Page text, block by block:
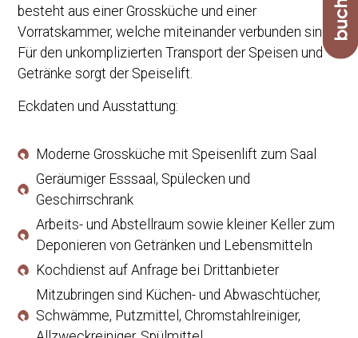
besteht aus einer Grossküche und einer
Vorratskammer, welche miteinander verbunden sind.
Für den unkomplizierten Transport der Speisen und
Getränke sorgt der Speiselift.
Eckdaten und Ausstattung:
Moderne Grossküche mit Speisenlift zum Saal
Geräumiger Esssaal, Spülecken und
Geschirrschrank
Arbeits- und Abstellraum sowie kleiner Keller zum
Deponieren von Getränken und Lebensmitteln
Kochdienst auf Anfrage bei Drittanbieter
Mitzubringen sind Küchen- und Abwaschtücher,
Schwämme, Putzmittel, Chromstahlreiniger,